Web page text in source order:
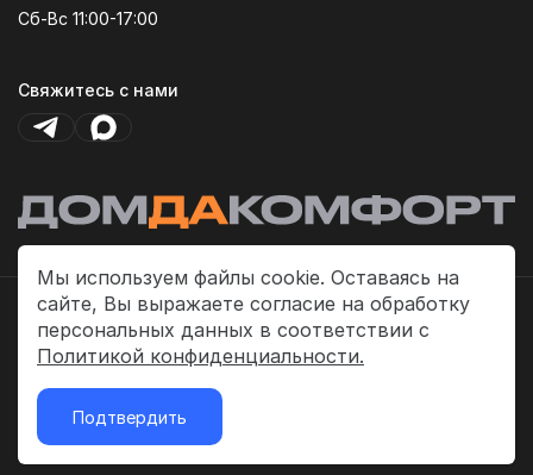
Мы используем файлы cookie. Оставаясь на
сайте, Вы выражаете согласие на обработку
персональных данных в соответствии с
Политикой конфиденциальности.
Подтвердить
Сб-Вс 11:00-17:00
Свяжитесь с нами
Политика платежей
Политика конфиденциальности
2026 © «ДомДаКомфорт»